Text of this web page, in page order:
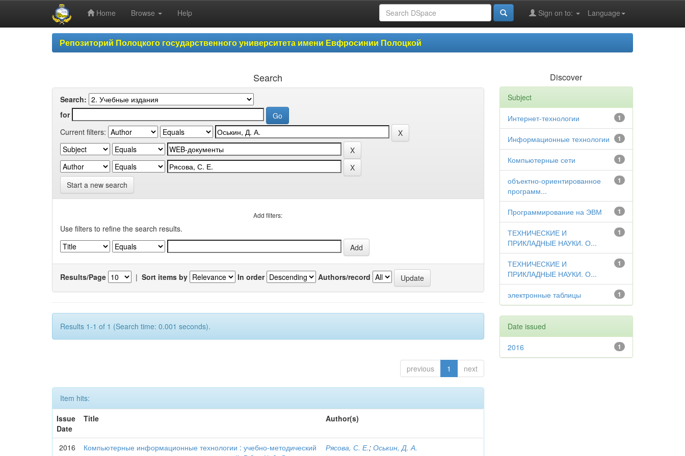
Home Browse Help Language
Sign on to:
Репозиторий Полоцкого государственного университета имени Евфросинии Полоцкой
Search
Search:
for
Current filters:
Start a new search
Add filters:
Use filters to refine the search results.
Results/Page | Sort items by In order Authors/record
Results 1-1 of 1 (Search time: 0.001 seconds).
previous 1 next
Item hits:
Issue
Date
Title Author(s)
2016
Компьютерные информационные технологии : учебно-методический
Рясова, С. Е.;Оськин, Д. А.
Discover
Subject
1
Интернет-технологии
1
Информационные технологии
1
Компьютерные сети
1
объектно-ориентированное
программ...
1
Программирование на ЭВМ
1
ТЕХНИЧЕСКИЕ И
ПРИКЛАДНЫЕ НАУКИ. О...
1
ТЕХНИЧЕСКИЕ И
ПРИКЛАДНЫЕ НАУКИ. О...
1
электронные таблицы
Date issued
1
2016